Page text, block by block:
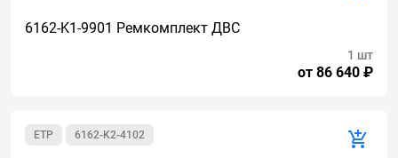
6162-K1-9901 Ремкомплект ДВС
от 86 640 ₽
1 шт
6162-K2-4102
ETP